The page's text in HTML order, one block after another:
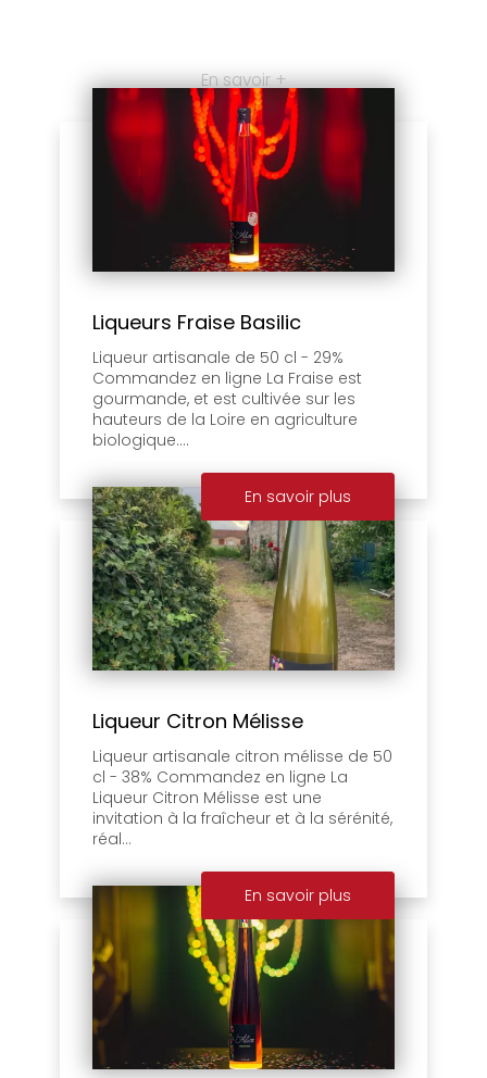
En savoir +
Liqueurs Fraise Basilic
Liqueur artisanale de 50 cl - 29%
Commandez en ligne La Fraise est
gourmande, et est cultivée sur les
hauteurs de la Loire en agriculture
biologique....
En savoir plus
Liqueur Citron Mélisse
Liqueur artisanale citron mélisse de 50
cl - 38% Commandez en ligne La
Liqueur Citron Mélisse est une
invitation à la fraîcheur et à la sérénité,
réal...
En savoir plus